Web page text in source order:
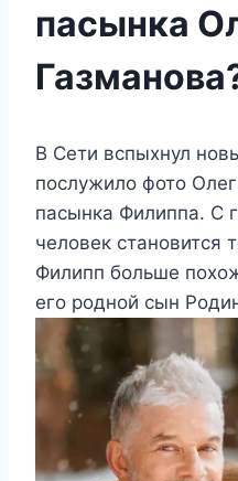
пасынка
В Сети вспыхнул
послужило фото
пасынка Филиппа. С
человек становится
Филипп больше
его родной сын